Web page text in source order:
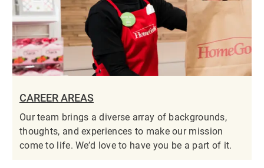
CAREER AREAS
Our team brings a diverse array of backgrounds,
thoughts, and experiences to make our mission
come to life. We’d love to have you be a part of it.